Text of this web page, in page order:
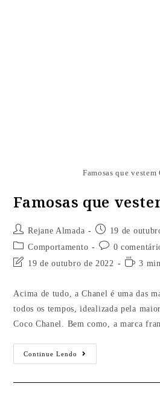
Famosas que vestem
Famosas que
Rejane Almada
19 de
Comportamento
0
19 de outubro de 2022
3
Acima de tudo, a Chanel é uma das
todos os tempos, idealizada pela
Coco Chanel. Bem como, a marca
Continue Lendo